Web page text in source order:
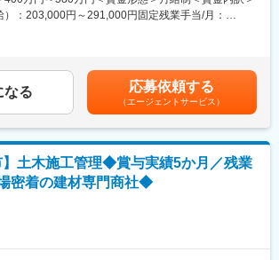
るために用いる資材のことです。当社では、一般住
資材・工事を扱う「住宅部門」と学校や病院、ビル
材・工事を扱う「建築部門」、道路や橋梁、公園整
資材・工事を扱う「土木部門」の3つの部門がありま
高い専門性を持ち、それぞれの強みを生かして幅広
しています。
本文参照
務所や官公庁等に対する設計折込提案営業
00 部門間MTG・内勤業務（訪問準備）
00 客先訪問（お客様の事務所や営業担当との同行
00 訪問の中で依頼を受けた内容についての調査、
：
店には建材課、建築課、土木課と3つの課に分かれ、
名程度のグループが拠点の規模に応じて複数有りま
）：203,000円～291,000円固定残業手当/月：
・年齢等を考慮し決定いたします。■昇給：年1回
与：年2回（6・12月）※昨年度実績5.0か月賃金はあ
金額であり、選考を通じて上下する可能性があり
額)は固定手当を含めた表記です。
なる 応募依頼する
（エージェントサービス）
】土木施工管理◆賞与実績5か月／残業
密着の建材専門商社◆